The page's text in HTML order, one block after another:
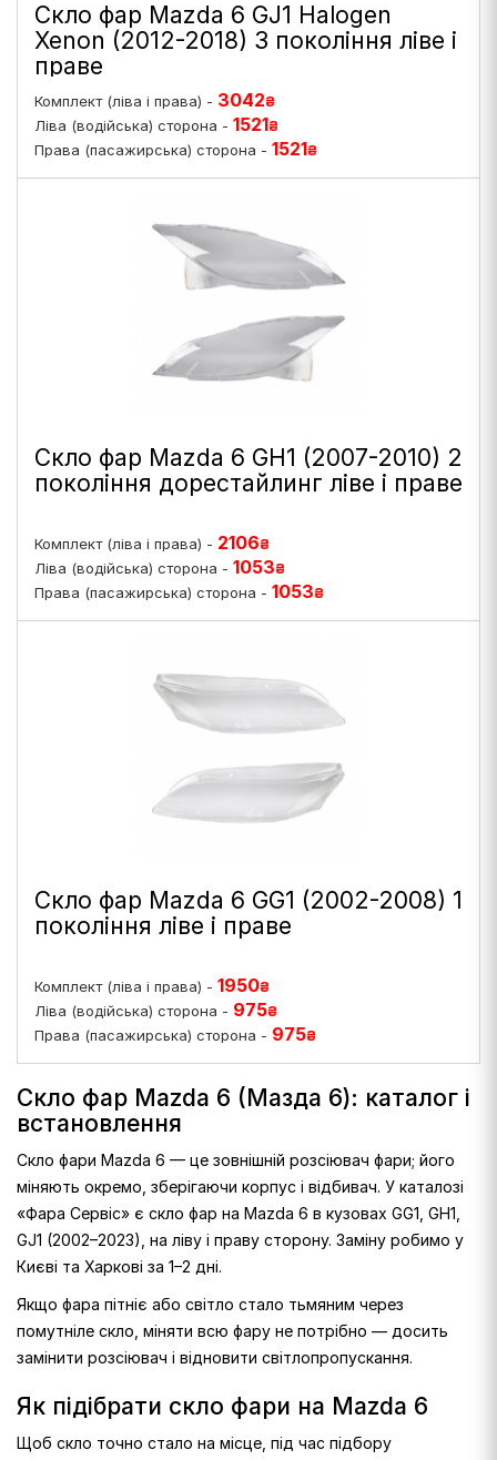
Скло фар Mazda 6 GJ1 Halogen
Xenon (2012-2018) 3 покоління ліве і
праве
Комплект (ліва і права) - 3042₴
Ліва (водійська) сторона - 1521₴
Права (пасажирська) сторона - 1521₴
Скло фар Mazda 6 GH1 (2007-2010) 2
покоління дорестайлинг ліве і праве
Комплект (ліва і права) - 2106₴
Ліва (водійська) сторона - 1053₴
Права (пасажирська) сторона - 1053₴
Скло фар Mazda 6 GG1 (2002-2008) 1
покоління ліве і праве
Комплект (ліва і права) - 1950₴
Ліва (водійська) сторона - 975₴
Права (пасажирська) сторона - 975₴
Скло фар Mazda 6 (Мазда 6): каталог і
встановлення
Скло фари Mazda 6 — це зовнішній розсіювач фари; його
міняють окремо, зберігаючи корпус і відбивач. У каталозі
«Фара Сервіс» є скло фар на Mazda 6 в кузовах GG1, GH1,
GJ1 (2002–2023), на ліву і праву сторону. Заміну робимо у
Києві та Харкові за 1–2 дні.
Якщо фара пітніє або світло стало тьмяним через
помутніле скло, міняти всю фару не потрібно — досить
замінити розсіювач і відновити світлопропускання.
Як підібрати скло фари на Mazda 6
Щоб скло точно стало на місце, під час підбору